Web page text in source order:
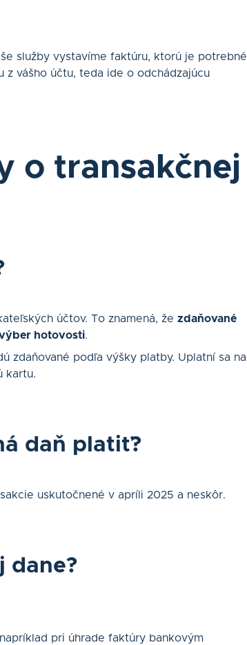
služby vystavíme faktúru, ktorú je potrebné
vášho účtu, teda ide o odchádzajúcu
o transakčnej
účtov. To znamená, že zdaňované
hotovosti.
zdaňované podľa výšky platby. Uplatní sa na
kartu.
daň platiť?
uskutočnené v apríli 2025 a neskôr.
dane?
pri úhrade faktúry bankovým